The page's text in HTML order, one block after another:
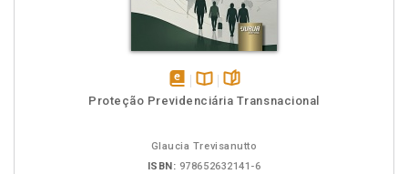
disponívelDisponível
páginas
Proteção Previdenciária Transnacional
Glaucia Trevisanutto
ISBN: 978652632141-6